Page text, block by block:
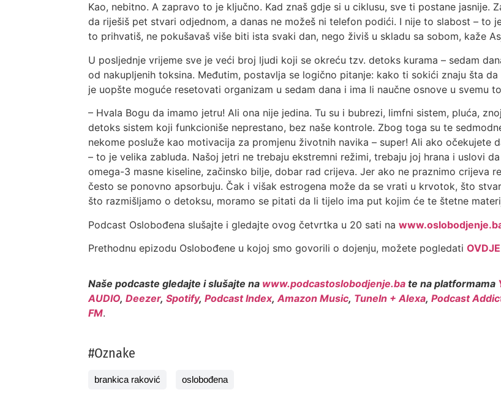
Kao, nebitno. A zapravo to je ključno. Kad znaš gdje si u ciklusu, sve ti postane jasnije.
da riješiš pet stvari odjednom, a danas ne možeš ni telefon podići. I nije to slabost – to
to prihvatiš, ne pokušavaš više biti ista svaki dan, nego živiš u skladu sa sobom, kaže
U posljednje vrijeme sve je veći broj ljudi koji se okreću tzv. detoks kurama – sedam
od nakupljenih toksina. Međutim, postavlja se logično pitanje: kako ti sokići znaju šta
je uopšte moguće resetovati organizam u sedam dana i ima li naučne osnove u svemu
– Hvala Bogu da imamo jetru! Ali ona nije jedina. Tu su i bubrezi, limfni sistem, pluća,
detoks sistem koji funkcioniše neprestano, bez naše kontrole. Zbog toga su te
nekome posluže kao motivacija za promjenu životnih navika – super! Ali ako očekujete
– to je velika zabluda. Našoj jetri ne trebaju ekstremni režimi, trebaju joj hrana i uslovi
omega-3 masne kiseline, začinsko bilje, dobar rad crijeva. Jer ako ne praznimo crijeva
često se ponovno apsorbuju. Čak i višak estrogena može da se vrati u krvotok, što
što razmišljamo o detoksu, moramo se pitati da li tijelo ima put kojim će te štetne
Podcast Oslobođena slušajte i gledajte ovog četvrtka u 20 sati na
Prethodnu epizodu Oslobođene u kojoj smo govorili o dojenju, možete pogledatiOVDJE
Naše podcaste gledajte i slušajte na www.podcastoslobodjenje.bate na platformama
AUDIO,Deezer,Spotify,Podcast Index,Amazon Music, TuneIn + Alexa,Podcast
FM.
#Oznake
brankica raković oslobođena